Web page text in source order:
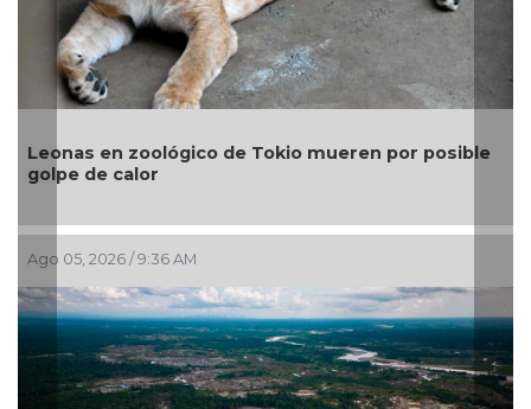
Gobierno invierte 2 mil mdp y refuerza estrategia
para contener el sargazo en Quintana Roo:
Sheinbaum
Jul 29, 2026 / 9:57 AM